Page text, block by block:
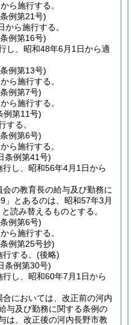
ら施行する。
条例第21号)
ら施行する。
条例第16号)
し、昭和48年6月1日から適
条例第13号)
ら施行する。
条例第7号)
ら施行する。
例第11号)
する。
条例第6号)
ら施行する。
条例第41号)
し、昭和56年4月1日から
の教育長の給与及び勤務に
」とあるのは、昭和57年3月
読み替えるものとする。
条例第6号)
ら施行する。
条例第25号抄)
する。 (後略)
条例第30号)
し、昭和60年7月1日から
においては、改正前の河内
与及び勤務に関する条例の
は、改正後の河内長野市教